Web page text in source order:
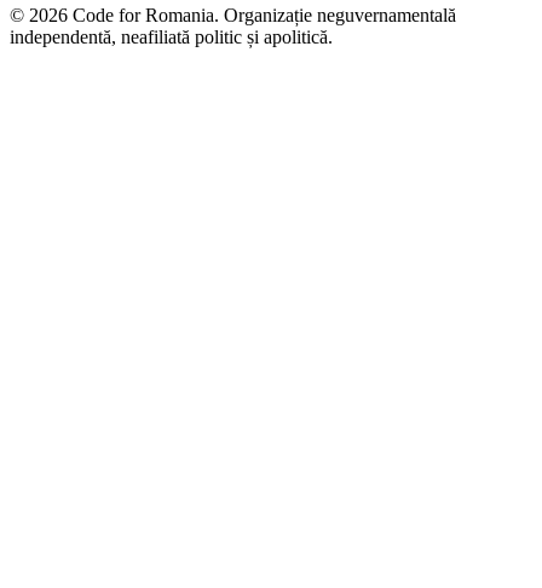
© 2026 Code for Romania. Organizație neguvernamentală
independentă, neafiliată politic și apolitică.